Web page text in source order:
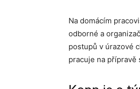
Na domácím
odborné a
postupů v úrazové
pracuje na přípravě